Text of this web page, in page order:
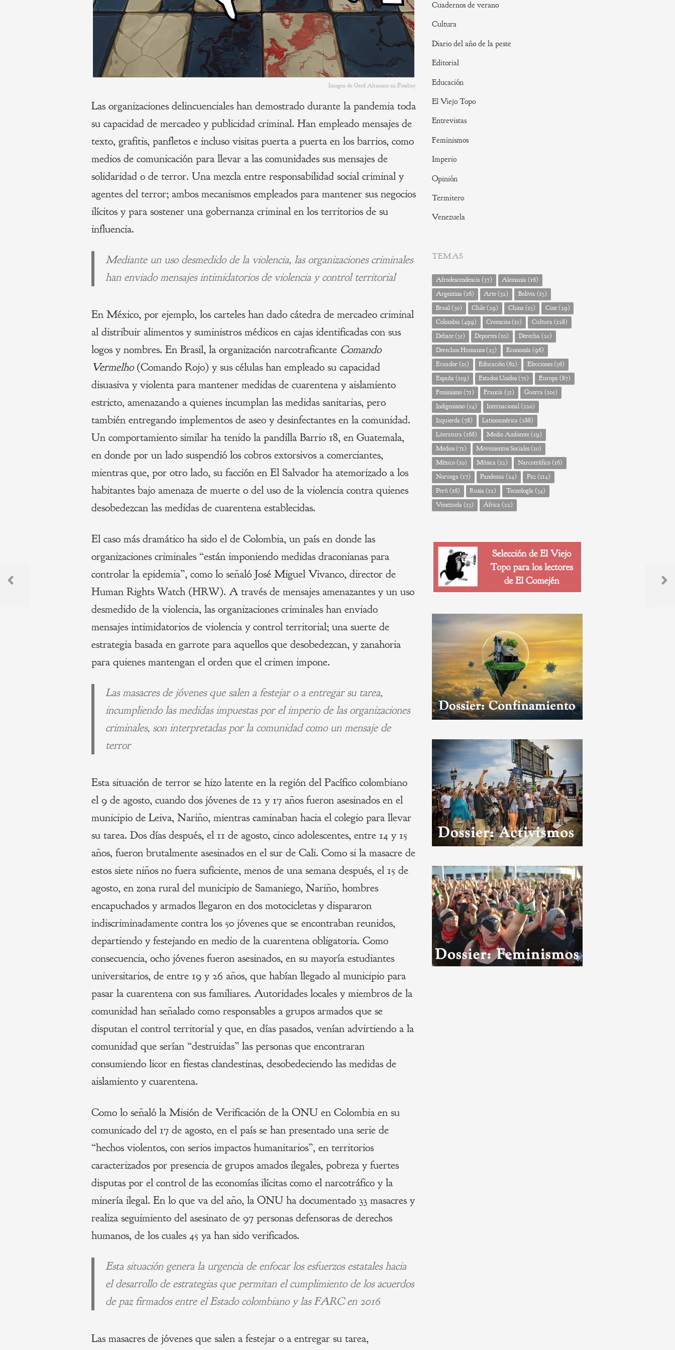
Imagen de Gerd Altmann en Pixabay
Las organizaciones delincuenciales han demostrado durante la pandemia toda
su capacidad de mercadeo y publicidad criminal. Han empleado mensajes de
texto, grafitis, panfletos e incluso visitas puerta a puerta en los barrios, como
medios de comunicación para llevar a las comunidades sus mensajes de
solidaridad o de terror. Una mezcla entre responsabilidad social criminal y
agentes del terror; ambos mecanismos empleados para mantener sus negocios
ilícitos y para sostener una gobernanza criminal en los territorios de su
influencia.
Mediante un uso desmedido de la violencia, las organizaciones criminales
han enviado mensajes intimidatorios de violencia y control territorial
En México, por ejemplo, los carteles han dado cátedra de mercadeo criminal
al distribuir alimentos y suministros médicos en cajas identificadas con sus
logos y nombres. En Brasil, la organización narcotraficante Comando
Vermelho(Comando Rojo) y sus células han empleado su capacidad
disuasiva y violenta para mantener medidas de cuarentena y aislamiento
estricto, amenazando a quienes incumplan las medidas sanitarias, pero
también entregando implementos de aseo y desinfectantes en la comunidad.
Un comportamiento similar ha tenido la pandilla Barrio 18, en Guatemala,
en donde por un lado suspendió los cobros extorsivos a comerciantes,
mientras que, por otro lado, su facción en El Salvador ha atemorizado a los
habitantes bajo amenaza de muerte o del uso de la violencia contra quienes
desobedezcan las medidas de cuarentena establecidas.
El caso más dramático ha sido el de Colombia, un país en donde las
organizaciones criminales “están imponiendo medidas draconianas para
controlar la epidemia”, como lo señaló José Miguel Vivanco, director de
Human Rights Watch (HRW). A través de mensajes amenazantes y un uso
desmedido de la violencia, las organizaciones criminales han enviado
mensajes intimidatorios de violencia y control territorial; una suerte de
estrategia basada en garrote para aquellos que desobedezcan, y zanahoria
para quienes mantengan el orden que el crimen impone.
Las masacres de jóvenes que salen a festejar o a entregar su tarea,
incumpliendo las medidas impuestas por el imperio de las organizaciones
criminales, son interpretadas por la comunidad como un mensaje de
terror
Esta situación de terror se hizo latente en la región del Pacífico colombiano
el 9 de agosto, cuando dos jóvenes de 12 y 17 años fueron asesinados en el
municipio de Leiva, Nariño, mientras caminaban hacia el colegio para llevar
su tarea. Dos días después, el 11 de agosto, cinco adolescentes, entre 14 y 15
años, fueron brutalmente asesinados en el sur de Cali. Como si la masacre de
estos siete niños no fuera suficiente, menos de una semana después, el 15 de
agosto, en zona rural del municipio de Samaniego, Nariño, hombres
encapuchados y armados llegaron en dos motocicletas y dispararon
indiscriminadamente contra los 50 jóvenes que se encontraban reunidos,
departiendo y festejando en medio de la cuarentena obligatoria. Como
consecuencia, ocho jóvenes fueron asesinados, en su mayoría estudiantes
universitarios, de entre 19 y 26 años, que habían llegado al municipio para
pasar la cuarentena con sus familiares. Autoridades locales y miembros de la
comunidad han señalado como responsables a grupos armados que se
disputan el control territorial y que, en días pasados, venían advirtiendo a la
comunidad que serían “destruidas” las personas que encontraran
consumiendo licor en fiestas clandestinas, desobedeciendo las medidas de
aislamiento y cuarentena.
Como lo señaló la Misión de Verificación de la ONU en Colombia en su
comunicado del 17 de agosto, en el país se han presentado una serie de
“hechos violentos, con serios impactos humanitarios”, en territorios
caracterizados por presencia de grupos amados ilegales, pobreza y fuertes
disputas por el control de las economías ilícitas como el narcotráfico y la
minería ilegal. En lo que va del año, la ONU ha documentado 33 masacres y
realiza seguimiento del asesinato de 97 personas defensoras de derechos
humanos, de los cuales 45 ya han sido verificados.
Esta situación genera la urgencia de enfocar los esfuerzos estatales hacia
el desarrollo de estrategias que permitan el cumplimiento de los acuerdos
de paz firmados entre el Estado colombiano y las FARC en 2016
Las masacres de jóvenes que salen a festejar o a entregar su tarea,
Navegación
Cuadernos de verano
Cultura
Diario del año de la peste
Editorial
Educación
El Viejo Topo
Entrevistas
Feminismos
Imperio
Opinión
Termitero
Venezuela
TEMAS
Afrodescendencia(37) Alemania(16)
Argentina(16) Arte(32) Bolivia(13)
Brasil(30) Chile(29) China(13) Cine(29)
Colombia(499) Creencias(15) Cultura(128)
Debate(35) Deportes(10) Derecha(25)
Derechos Humanos(23) Economía(96)
Ecuador(15) Educación(62) Elecciones(36)
España(159) Estados Unidos(71) Europa(87)
Feminismo(71) Francia(31) Guerra(105)
Indigenismo(54) Internacional(220)
Izquierda(78) Latinoamérica(288)
Literatura(166) Medio Ambiente(59)
Medios(71) Movimientos Sociales(10)
México(10) Música(12) Narcotráfico(16)
Noruega(17) Pandemia(24) Paz(114)
Perú (16) Rusia(12) Tecnología(34)
Venezuela(13) África(22)